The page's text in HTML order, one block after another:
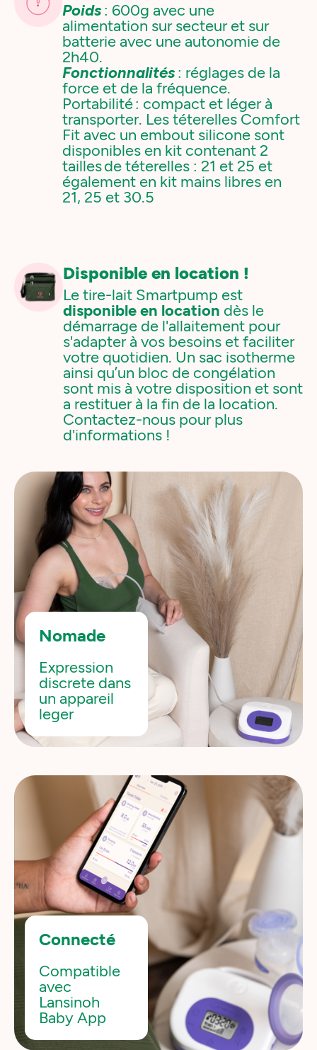
Poids: 600g avec une
alimentation sur secteur et sur
batterie avec une autonomie de
2h40.
Fonctionnalités: réglages de la
force et de la fréquence.
Portabilité : compact et léger à
transporter. Les téterelles Comfort
Fit avec un embout silicone sont
disponibles en kit contenant 2
tailles de téterelles : 21 et 25 et
également en kit mains libres en
21, 25 et 30.5
Disponible en location !
Le tire-lait Smartpump est
disponible en location dès le
démarrage de l'allaitement pour
s'adapter à vos besoins et faciliter
votre quotidien. Un sac isotherme
ainsi qu’un bloc de congélation
sont mis à votre disposition et sont
a restituer à la fin de la location.
Contactez-nous pour plus
d'informations !
Nomade
Expression
discrete dans
un appareil
leger
Connecté
Compatible
avec
Lansinoh
Baby App